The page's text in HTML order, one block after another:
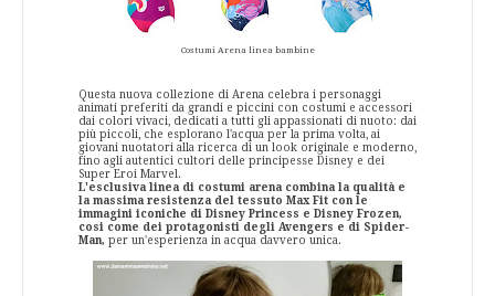
Costumi Arena linea bambine
Questa nuova collezione di Arena celebra i personaggi
animati preferiti da grandi e piccini con costumi e accessori
dai colori vivaci, dedicati a tutti gli appassionati di nuoto: dai
più piccoli, che esplorano l'acqua per la prima volta, ai
giovani nuotatori alla ricerca di un look originale e moderno,
fino agli autentici cultori delle principesse Disney e dei
Super Eroi Marvel.
L'esclusiva linea di costumi arena combina la qualità e
la massima resistenza del tessuto Max Fit con le
immagini iconiche di Disney Princess e Disney Frozen,
cosi come dei protagonisti degli Avengers e di Spider-
Man, per un'esperienza in acqua davvero unica.